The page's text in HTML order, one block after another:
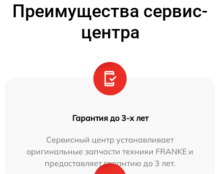
Преимущества сервис-
центра
Гарантия до 3-х лет
Сервисный центр устанавливает
оригинальные запчасти техники FRANKE и
предоставляет гарантию до 3 лет.